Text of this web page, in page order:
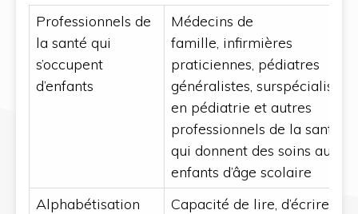
Professionnels de
la santé qui
s’occupent
d’enfants
Médecins de
famille, infirmières
praticiennes, pédiatres
généralistes, surspécialistes
en pédiatrie et autres
professionnels de la santé
qui donnent des soins aux
enfants d’âge scolaire
Alphabétisation
Capacité de lire, d’écrire et